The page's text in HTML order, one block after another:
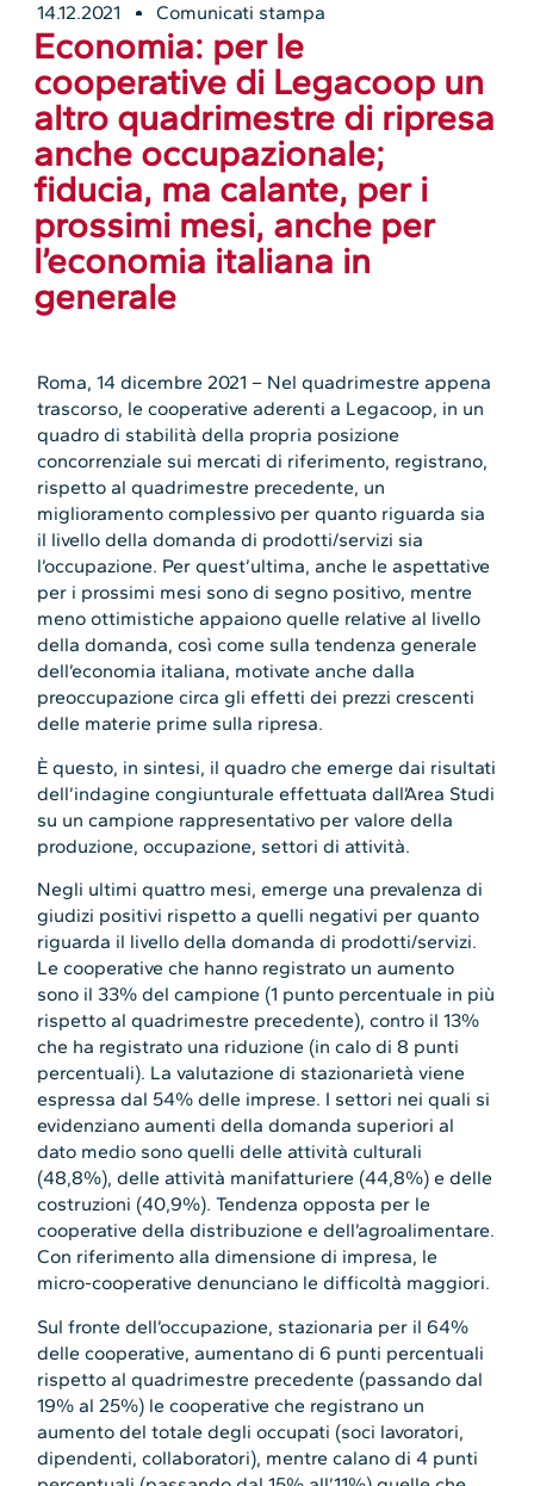
14.12.2021 Comunicati stampa
Economia: per le
cooperative di Legacoop un
altro quadrimestre di ripresa
anche occupazionale;
fiducia, ma calante, per i
prossimi mesi, anche per
l’economia italiana in
generale
Roma, 14 dicembre 2021 – Nel quadrimestre appena
trascorso, le cooperative aderenti a Legacoop, in un
quadro di stabilità della propria posizione
concorrenziale sui mercati di riferimento, registrano,
rispetto al quadrimestre precedente, un
miglioramento complessivo per quanto riguarda sia
il livello della domanda di prodotti/servizi sia
l’occupazione. Per quest’ultima, anche le aspettative
per i prossimi mesi sono di segno positivo, mentre
meno ottimistiche appaiono quelle relative al livello
della domanda, così come sulla tendenza generale
dell’economia italiana, motivate anche dalla
preoccupazione circa gli effetti dei prezzi crescenti
delle materie prime sulla ripresa.
È questo, in sintesi, il quadro che emerge dai risultati
dell’indagine congiunturale effettuata dall’Area Studi
su un campione rappresentativo per valore della
produzione, occupazione, settori di attività.
Negli ultimi quattro mesi, emerge una prevalenza di
giudizi positivi rispetto a quelli negativi per quanto
riguarda il livello della domanda di prodotti/servizi.
Le cooperative che hanno registrato un aumento
sono il 33% del campione (1 punto percentuale in più
rispetto al quadrimestre precedente), contro il 13%
che ha registrato una riduzione (in calo di 8 punti
percentuali). La valutazione di stazionarietà viene
espressa dal 54% delle imprese. I settori nei quali si
evidenziano aumenti della domanda superiori al
dato medio sono quelli delle attività culturali
(48,8%), delle attività manifatturiere (44,8%) e delle
costruzioni (40,9%). Tendenza opposta per le
cooperative della distribuzione e dell’agroalimentare.
Con riferimento alla dimensione di impresa, le
micro-cooperative denunciano le difficoltà maggiori.
Sul fronte dell’occupazione, stazionaria per il 64%
delle cooperative, aumentano di 6 punti percentuali
rispetto al quadrimestre precedente (passando dal
19% al 25%) le cooperative che registrano un
aumento del totale degli occupati (soci lavoratori,
dipendenti, collaboratori), mentre calano di 4 punti